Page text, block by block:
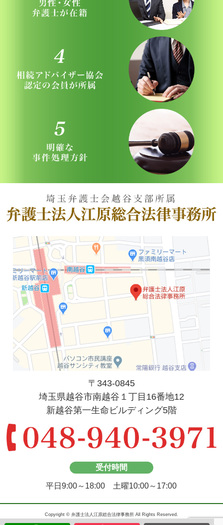
〒343-0845
埼玉県越谷市南越谷１丁目16番地12
新越谷第一生命ビルディング5階
受付時間
平日9:00～18:00 土曜10:00～17:00
Copyright © 弁護士法人江原総合法律事務所 All Rights Reserved.